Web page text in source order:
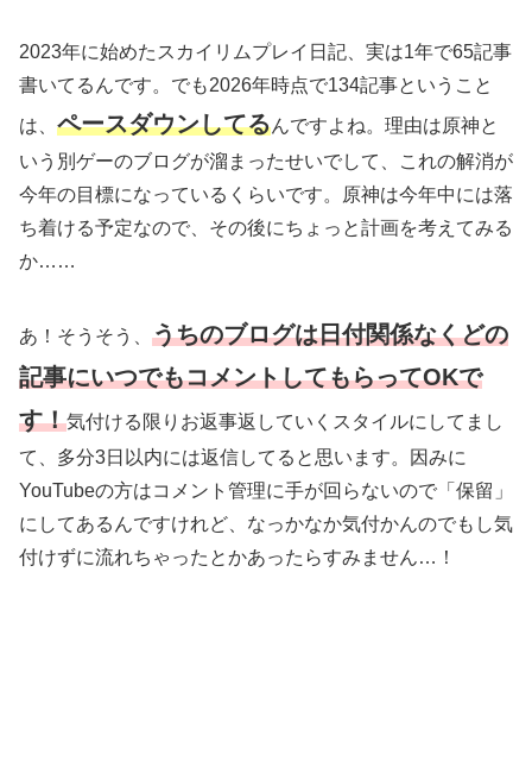
2023年に始めたスカイリムプレイ日記、実は1年で65記事
書いてるんです。でも2026年時点で134記事ということ
は、 ペースダウンしてるんですよね。理由は原神と
いう別ゲーのブログが溜まったせいでして、これの解消が
今年の目標になっているくらいです。原神は今年中には落
ち着ける予定なので、その後にちょっと計画を考えてみる
か……
あ！そうそう、 うちのブログは日付関係なくどの
記事にいつでもコメントしてもらってOKで
す！気付ける限りお返事返していくスタイルにしてまし
て、多分3日以内には返信してると思います。因みに
YouTubeの方はコメント管理に手が回らないので「保留」
にしてあるんですけれど、なっかなか気付かんのでもし気
付けずに流れちゃったとかあったらすみません…！